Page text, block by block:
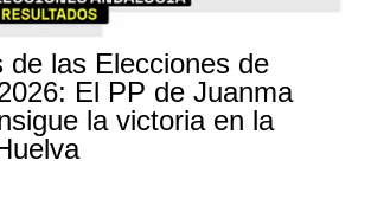
de las Elecciones de
El PP de Juanma
la victoria en la